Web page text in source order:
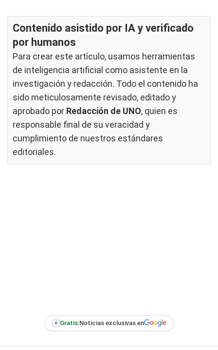
Contenido asistido por IA y verificado
por humanos
Para crear este artículo, usamos herramientas
de inteligencia artificial como asistente en la
investigación y redacción. Todo el contenido ha
sido meticulosamente revisado, editado y
aprobado por Redacción de UNO, quien es
responsable final de su veracidad y
cumplimiento de nuestros estándares
editoriales.
+ Gratis:Noticias exclusivas en